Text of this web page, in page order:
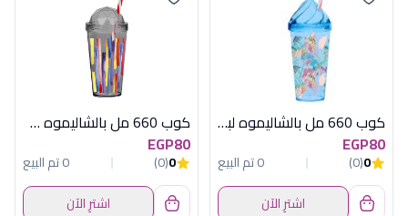
كوب 660 مل بالشاليموه لبنى هيريفين
EGP80
0
(0)
0 تم البيع
اشترِ الآن
كوب 660 مل بالشاليموه جراى هيريفين
EGP80
0
(0)
0 تم البيع
اشترِ الآن